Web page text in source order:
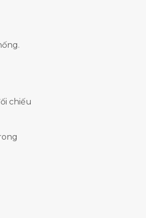
chiếu